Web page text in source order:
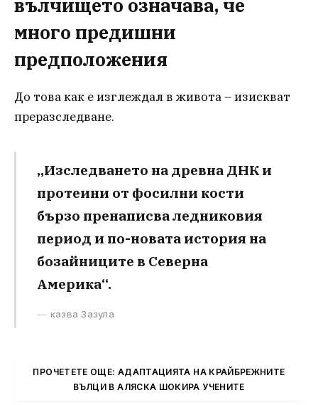
вълчището означава, че
много предишни
предположения
До това как е изглеждал в живота – изискват
преразследване.
„Изследването на древна ДНК и
протеини от фосилни кости
бързо пренаписва ледниковия
период и по-новата история на
бозайниците в Северна
Америка“.
казва Зазула
ПРОЧЕТЕТЕ ОЩЕ: АДАПТАЦИЯТА НА КРАЙБРЕЖНИТЕ
ВЪЛЦИ В АЛЯСКА ШОКИРА УЧЕНИТЕ